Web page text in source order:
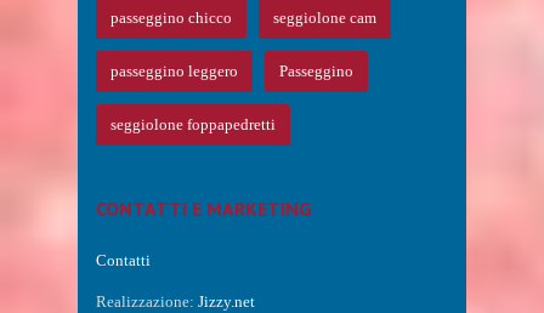
passeggino chicco seggiolone cam
passeggino leggero Passeggino
seggiolone foppapedretti
CONTATTI E MARKETING
Contatti
Realizzazione: Jizzy.net